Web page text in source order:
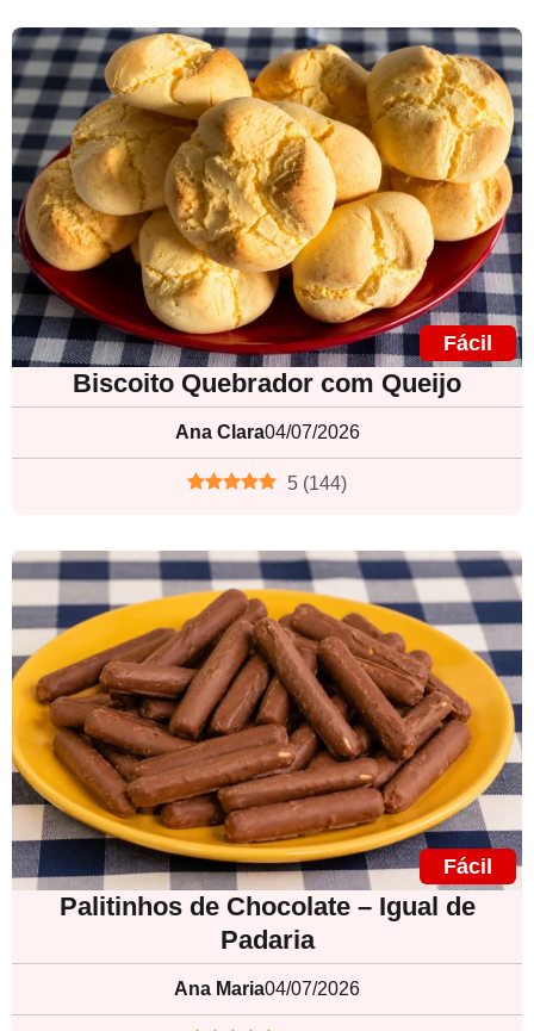
Fácil
Biscoito Quebrador com Queijo
Ana Clara04/07/2026
5 (144)
Fácil
Palitinhos de Chocolate – Igual de
Padaria
Ana Maria04/07/2026